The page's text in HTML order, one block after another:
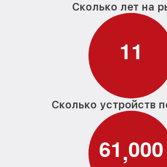
Сколько лет на
11
Сколько устройств
61,000